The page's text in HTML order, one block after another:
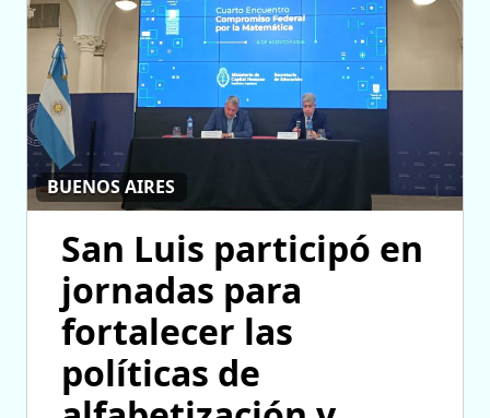
BUENOS AIRES
San Luis participó en
jornadas para
fortalecer las
políticas de